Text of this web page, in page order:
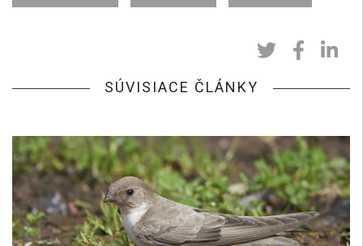
SÚVISIACE ČLÁNKY